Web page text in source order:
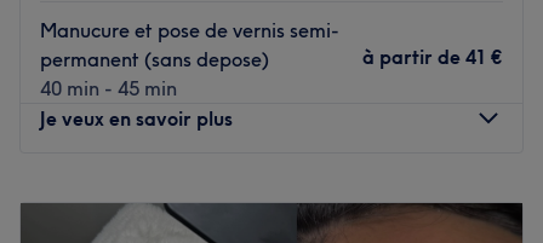
Faites la découverte de cette jolie adresse d'où vous
sortez avec des ongles sublimés !
Voir le salon
Manucure et pose de vernis semi-
permanent (sans depose)
40 min - 45 min
à partir de 41 €
Je veux en savoir plus
10:00–19:30